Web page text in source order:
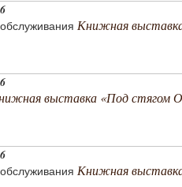
Книжная
выставка «Под стягом
Книжная